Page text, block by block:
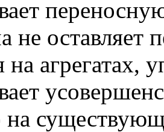
не оставляет
на агрегатах,
на